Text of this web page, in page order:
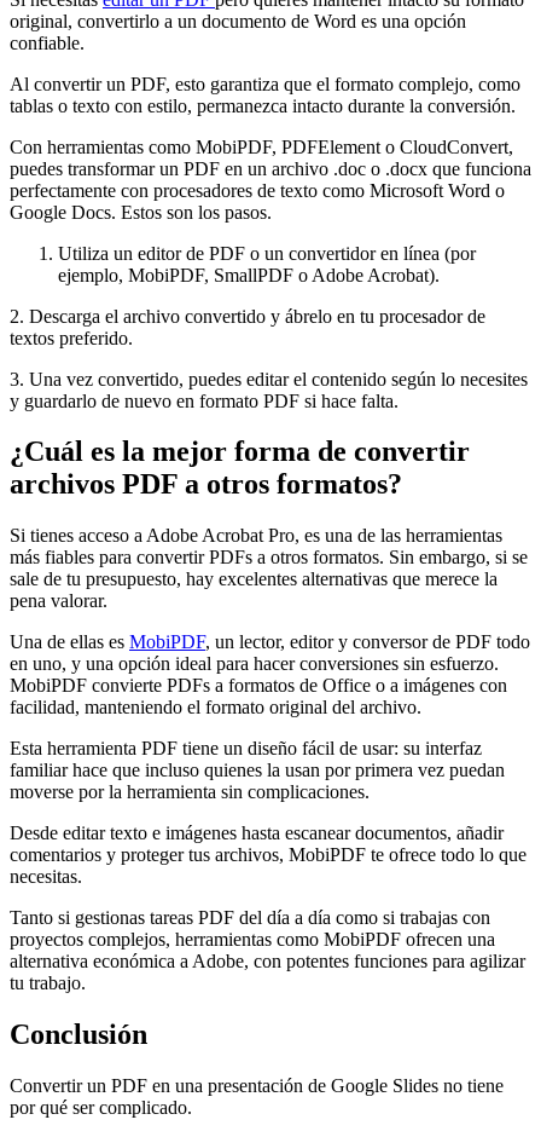
original, convertirlo a un documento de Word es una opción
confiable.
Al convertir un PDF, esto garantiza que el formato complejo, como
tablas o texto con estilo, permanezca intacto durante la conversión.
Con herramientas como MobiPDF, PDFElement o CloudConvert,
puedes transformar un PDF en un archivo .doc o .docx que funciona
perfectamente con procesadores de texto como Microsoft Word o
Google Docs. Estos son los pasos.
Utiliza un editor de PDF o un convertidor en línea (por
ejemplo, MobiPDF, SmallPDF o Adobe Acrobat).
2. Descarga el archivo convertido y ábrelo en tu procesador de
textos preferido.
3. Una vez convertido, puedes editar el contenido según lo necesites
y guardarlo de nuevo en formato PDF si hace falta.
¿Cuál es la mejor forma de convertir
archivos PDF a otros formatos?
Si tienes acceso a Adobe Acrobat Pro, es una de las herramientas
más fiables para convertir PDFs a otros formatos. Sin embargo, si se
sale de tu presupuesto, hay excelentes alternativas que merece la
pena valorar.
Una de ellas es MobiPDF, un lector, editor y conversor de PDF todo
en uno, y una opción ideal para hacer conversiones sin esfuerzo.
MobiPDF convierte PDFs a formatos de Office o a imágenes con
facilidad, manteniendo el formato original del archivo.
Esta herramienta PDF tiene un diseño fácil de usar: su interfaz
familiar hace que incluso quienes la usan por primera vez puedan
moverse por la herramienta sin complicaciones.
Desde editar texto e imágenes hasta escanear documentos, añadir
comentarios y proteger tus archivos, MobiPDF te ofrece todo lo que
necesitas.
Tanto si gestionas tareas PDF del día a día como si trabajas con
proyectos complejos, herramientas como MobiPDF ofrecen una
alternativa económica a Adobe, con potentes funciones para agilizar
tu trabajo.
Conclusión
Convertir un PDF en una presentación de Google Slides no tiene
por qué ser complicado.